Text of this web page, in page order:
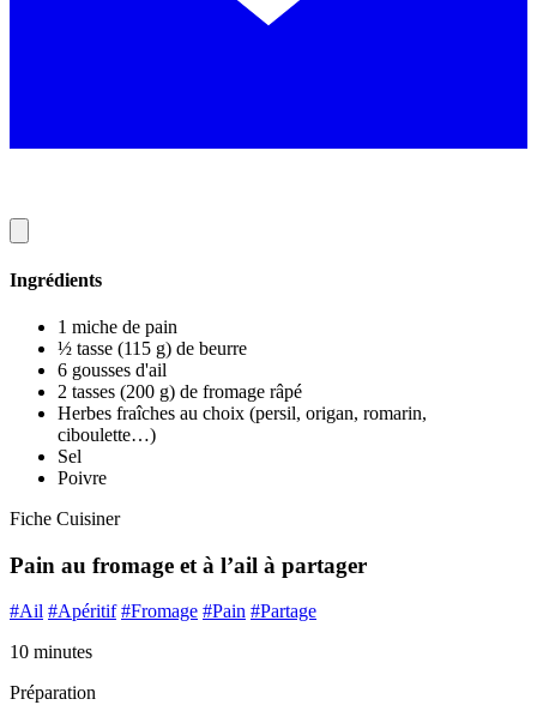
Ingrédients
1 miche de pain
½ tasse (115 g) de beurre
6 gousses d'ail
2 tasses (200 g) de fromage râpé
Herbes fraîches au choix (persil, origan, romarin,
ciboulette…)
Sel
Poivre
Fiche Cuisiner
Pain au fromage et à l’ail à partager
#Ail #Apéritif #Fromage #Pain #Partage
10 minutes
Préparation